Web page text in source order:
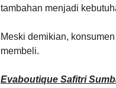
tambahan menjadi
Meski demikian,
membeli.
Evaboutique Safitri